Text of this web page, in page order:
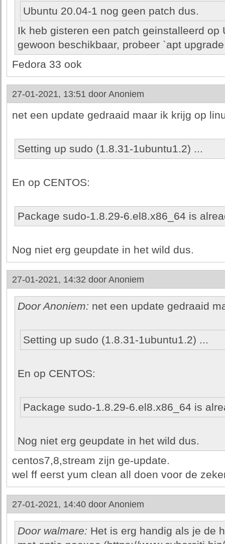
Ubuntu 20.04-1 nog geen patch dus.
Ik heb gisteren een patch geinstalleerd op
gewoon beschikbaar, probeer `apt
Fedora 33 ook
27-01-2021, 13:51 door Anoniem
net een update gedraaid maar ik krijg op
Setting up sudo (1.8.31-1ubuntu1.2) ...
En op CENTOS:
Package sudo-1.8.29-6.el8.x86_64 is
Nog niet erg geupdate in het wild dus.
27-01-2021, 14:32 door Anoniem
Door Anoniem: net een update gedraaid
Setting up sudo (1.8.31-1ubuntu1.2) ...
En op CENTOS:
Package sudo-1.8.29-6.el8.x86_64 is
Nog niet erg geupdate in het wild dus.
centos7,8,stream zijn ge-update.
wel ff eerst yum clean all doen voor de
27-01-2021, 14:40 door Anoniem
Door walmare: Het is erg handig als je de